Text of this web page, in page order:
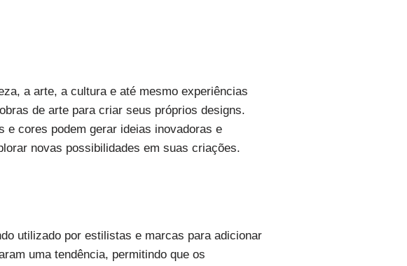
a arte, a cultura e até mesmo experiências
de arte para criar seus próprios designs.
e cores podem gerar ideias inovadoras e
novas possibilidades em suas criações.
utilizado por estilistas e marcas para adicionar
uma tendência, permitindo que os